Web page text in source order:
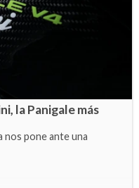
la Panigale más
nos pone ante una